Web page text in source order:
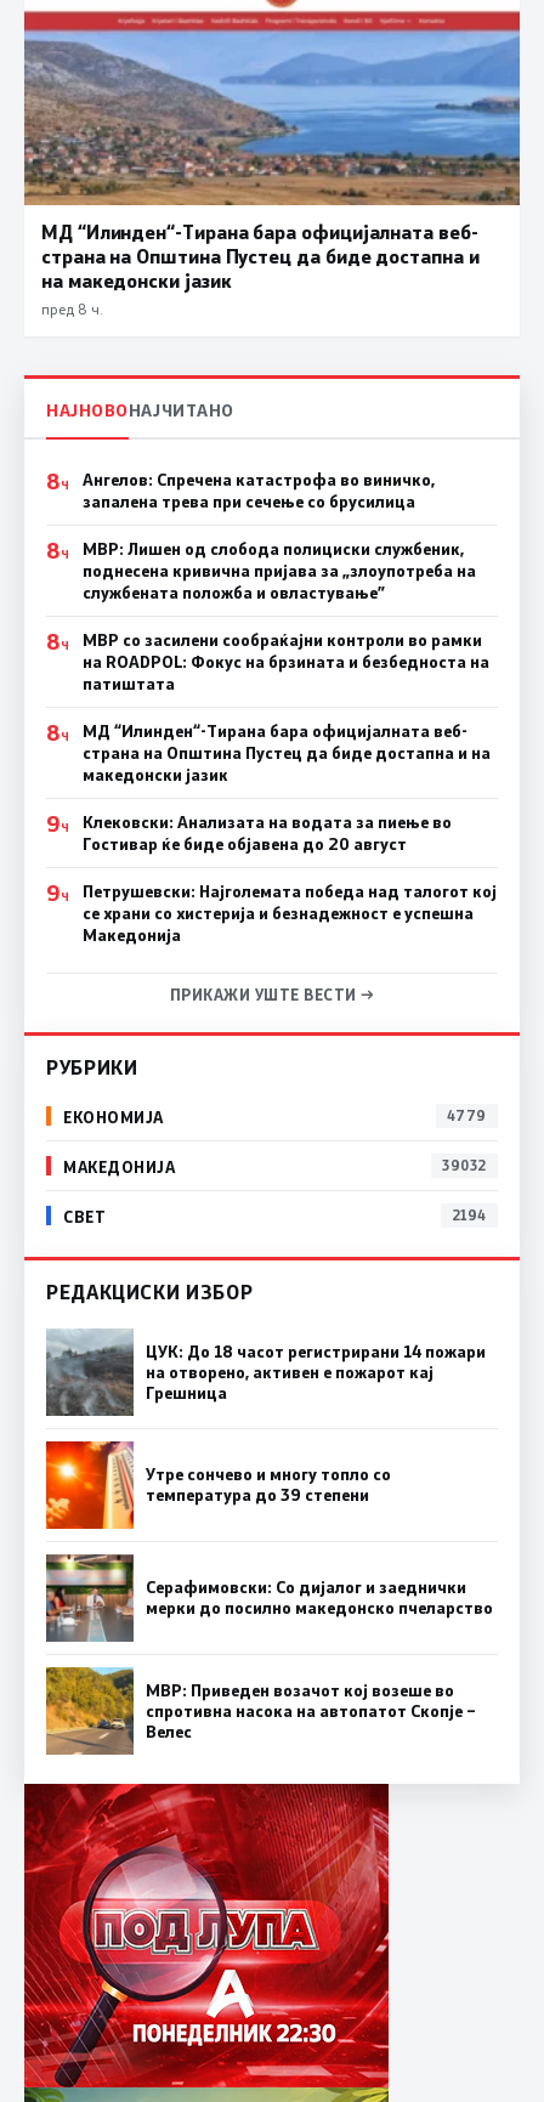
МД “Илинден“-Тирана бара официјалната веб-
страна на Општина Пустец да биде достапна и
на македонски јазик
пред 8 ч.
НАЈНОВОНАЈЧИТАНО
8Ч
Ангелов: Спречена катастрофа во виничко,
запалена трева при сечење со брусилица
8Ч
МВР: Лишен од слобода полициски службеник,
поднесена кривична пријава за „злоупотреба на
службената положба и овластување”
8Ч
МВР со засилени сообраќајни контроли во рамки
на ROADPOL: Фокус на брзината и безбедноста на
патиштата
8Ч
МД “Илинден“-Тирана бара официјалната веб-
страна на Општина Пустец да биде достапна и на
македонски јазик
9Ч
Клековски: Анализата на водата за пиење во
Гостивар ќе биде објавена до 20 август
9Ч
Петрушевски: Најголемата победа над талогот кој
се храни со хистерија и безнадежност е успешна
Македонија
ПРИКАЖИ УШТЕ ВЕСТИ →
РУБРИКИ
ЕКОНОМИЈА 4779
МАКЕДОНИЈА 39032
СВЕТ 2194
РЕДАКЦИСКИ ИЗБОР
ЦУК: До 18 часот регистрирани 14 пожари
на отворено, активен е пожарот кај
Грешница
Утре сончево и многу топло со
температура до 39 степени
Серафимовски: Со дијалог и заеднички
мерки до посилно македонско пчеларство
МВР: Приведен возачот кој возеше во
спротивна насока на автопатот Скопје –
Велес